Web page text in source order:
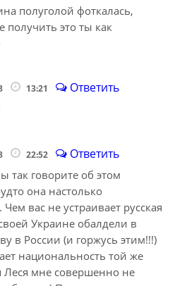
полуголой фоткалась,
получить это ты как
13:21 Ответить
22:52 Ответить
так говорите об этом
она настолько
вас не устраивает русская
Украине обалдели в
в России (и горжусь этим!!!)
национальность той же
Леся мне совершенно не